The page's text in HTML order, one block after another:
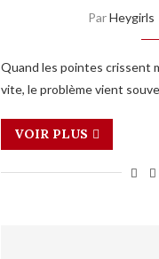
ParHeygirls
Quand les pointes crissent
vite, le problème vient
VOIR PLUS